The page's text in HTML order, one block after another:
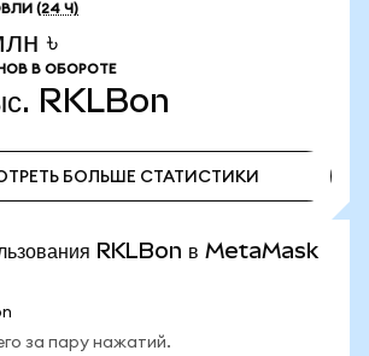
(24 Ч)
৳
В ОБОРОТЕ
RKLBon
БОЛЬШЕ СТАТИСТИКИ
RKLBon в MetaMask
за пару нажатий.